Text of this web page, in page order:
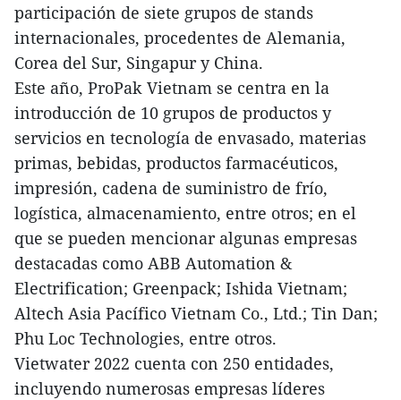
participación de siete grupos de stands
internacionales, procedentes de Alemania,
Corea del Sur, Singapur y China.
Este año, ProPak Vietnam se centra en la
introducción de 10 grupos de productos y
servicios en tecnología de envasado, materias
primas, bebidas, productos farmacéuticos,
impresión, cadena de suministro de frío,
logística, almacenamiento, entre otros; en el
que se pueden mencionar algunas empresas
destacadas como ABB Automation &
Electrification; Greenpack; Ishida Vietnam;
Altech Asia Pacífico Vietnam Co., Ltd.; Tin Dan;
Phu Loc Technologies, entre otros.
Vietwater 2022 cuenta con 250 entidades,
incluyendo numerosas empresas líderes